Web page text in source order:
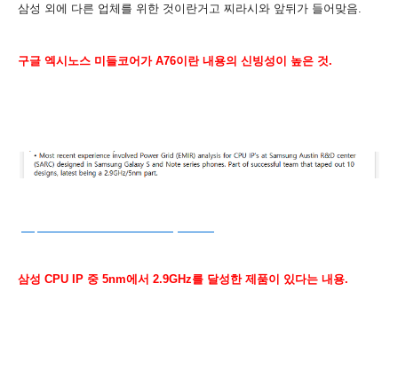
삼성 외에 다른 업체를 위한 것이란거고 찌라시와 앞뒤가 들어맞음.
구글 엑시노스 미들코어가 A76이란 내용의 신빙성이 높은 것.
삼성 CPU IP 중 5nm에서 2.9GHz를 달성한 제품이 있다는 내용.